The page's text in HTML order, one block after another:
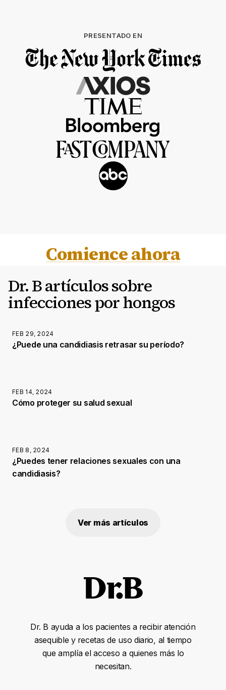
PRESENTADO EN
Comience ahora
Dr. B artículos sobre
infecciones por hongos
FEB 29, 2024
¿Puede una candidiasis retrasar su período?
FEB 14, 2024
Cómo proteger su salud sexual
FEB 8, 2024
¿Puedes tener relaciones sexuales con una
candidiasis?
Ver más artículos
Dr. B ayuda a los pacientes a recibir atención
asequible y recetas de uso diario, al tiempo
que amplía el acceso a quienes más lo
necesitan.